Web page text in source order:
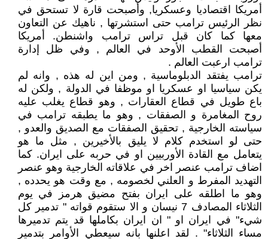
أمريكا اقتصاديا وعسكريا, وأصبحت قارة لا تستحق في
نظر الرئيس ترامب حتى استشرتها , ناهيك عن التعاون
معها كما كان قبل تراس ترامب واشنطن. أمريكا
أصبحت القطب الأوحد في العالم , وفي ظل إدارة
ترامب ارعبت العالم .
ترامب يفتقد الدبلوماسية , ومن اين له هذه , وانه لم
يكن سياسيا او عسكريا او موظفا في الدولة , ولكن له
باع طويل في قطاع العقارات , وهو قطاع يغلب عليه
روح المغامرة و الصفقات , وهو ما يطبقه ترامب في
سياسته الخارجية , تحقيق الصفقات مع الصديق والعدو ,
حتى لو استخدم كلام لا يليق بالأخيرين , مثل ما هو
يتعامل مع القادة الأوربيين او في حربه على ايران. كما
اضاف ترامب عنصر اخر في علاقاته الخارجية وهو عنصر
التهديد المفرط و العلني لخصومه , مع وقت هو يحدده ,
وهو ما اطلقه على ايران بفتح مضيق هرمز في يوم
الثلاثاء المصادف 7 نيسان و الا ستقوم قواته " تدمير كل
شيء" في ايران او " ان ايران بكاملها قد يتم تدميرها
مساء الثلاثاء" . لقد اعلنها بانه سيعطي الأوامر بتدمير